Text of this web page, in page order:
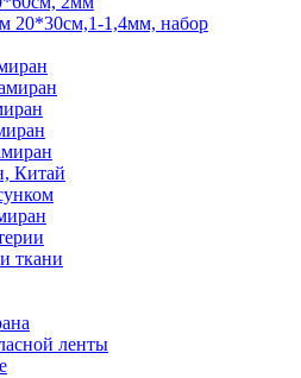
20*30см,1-1,4мм, набор
Китай
ткани
ленты